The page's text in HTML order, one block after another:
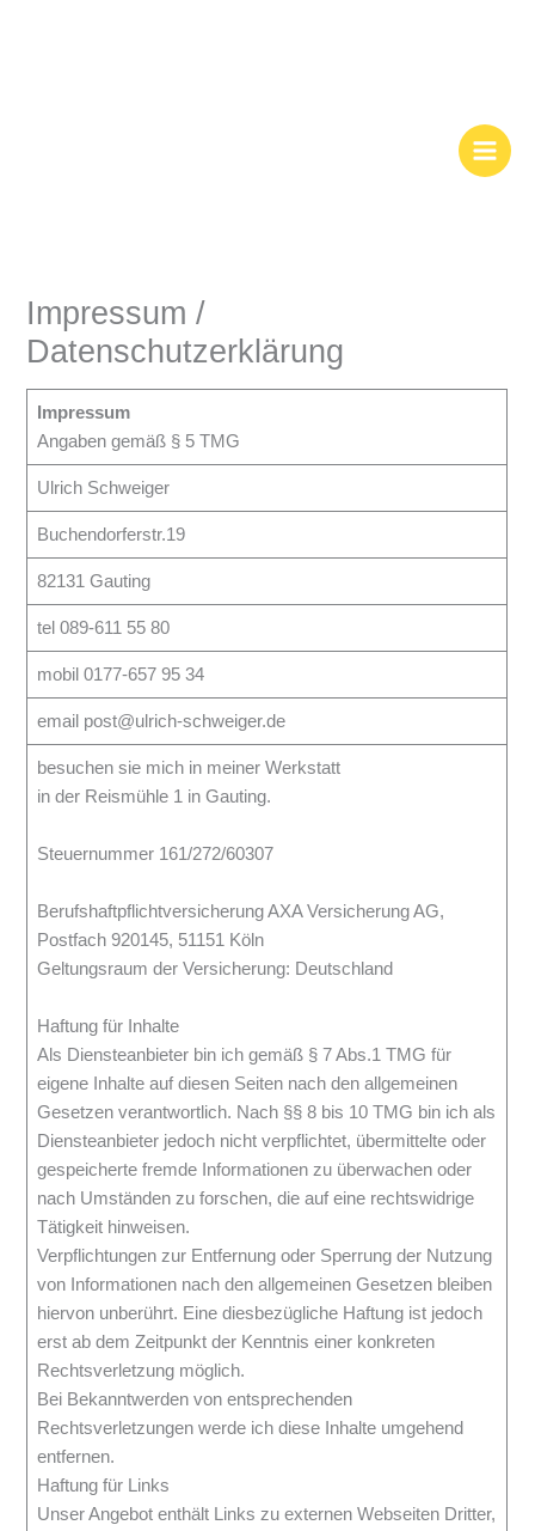
Impressum /
Datenschutzerklärung
Impressum
Angaben gemäß § 5 TMG
Ulrich Schweiger
Buchendorferstr.19
82131 Gauting
tel 089-611 55 80
mobil 0177-657 95 34
email post@ulrich-schweiger.de
besuchen sie mich in meiner Werkstatt
in der Reismühle 1 in Gauting.
Steuernummer 161/272/60307
Berufshaftpflichtversicherung AXA Versicherung AG,
Postfach 920145, 51151 Köln
Geltungsraum der Versicherung: Deutschland
Haftung für Inhalte
Als Diensteanbieter bin ich gemäß § 7 Abs.1 TMG für
eigene Inhalte auf diesen Seiten nach den allgemeinen
Gesetzen verantwortlich. Nach §§ 8 bis 10 TMG bin ich als
Diensteanbieter jedoch nicht verpflichtet, übermittelte oder
gespeicherte fremde Informationen zu überwachen oder
nach Umständen zu forschen, die auf eine rechtswidrige
Tätigkeit hinweisen.
Verpflichtungen zur Entfernung oder Sperrung der Nutzung
von Informationen nach den allgemeinen Gesetzen bleiben
hiervon unberührt. Eine diesbezügliche Haftung ist jedoch
erst ab dem Zeitpunkt der Kenntnis einer konkreten
Rechtsverletzung möglich.
Bei Bekanntwerden von entsprechenden
Rechtsverletzungen werde ich diese Inhalte umgehend
entfernen.
Haftung für Links
Unser Angebot enthält Links zu externen Webseiten Dritter,